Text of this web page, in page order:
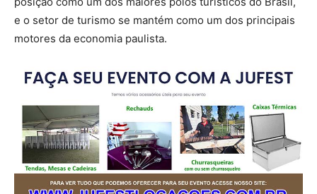
e o setor de turismo se mantém como um dos principais
motores da economia paulista.